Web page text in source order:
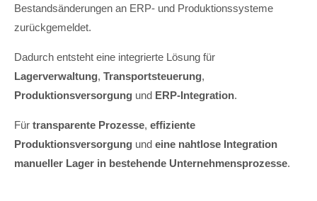
Bestandsänderungen an ERP- und Produktionssysteme
zurückgemeldet.
Dadurch entsteht eine integrierte Lösung für
Lagerverwaltung, Transportsteuerung,
Produktionsversorgung und ERP-Integration.
Für transparente Prozesse, effiziente
Produktionsversorgung und eine nahtlose Integration
manueller Lager in bestehende Unternehmensprozesse.